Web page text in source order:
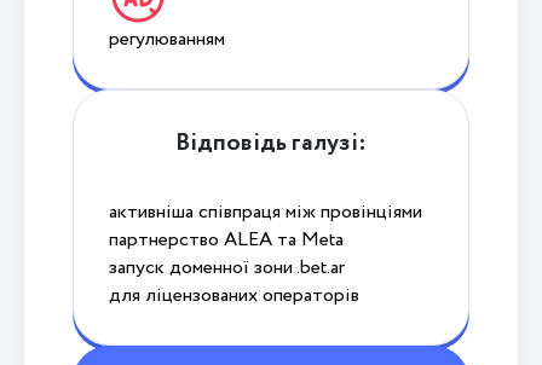
регулюванням
Відповідь галузі:
активніша співпраця між провінціями
партнерство ALEA та Meta
запуск доменної зони .bet.ar
для ліцензованих операторів